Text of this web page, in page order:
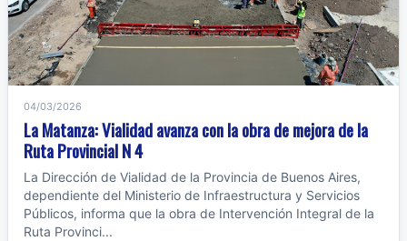
04/03/2026
La Matanza: Vialidad avanza con la obra de mejora de la
Ruta Provincial N 4
La Dirección de Vialidad de la Provincia de Buenos Aires,
dependiente del Ministerio de Infraestructura y Servicios
Públicos, informa que la obra de Intervención Integral de la
Ruta Provinci...